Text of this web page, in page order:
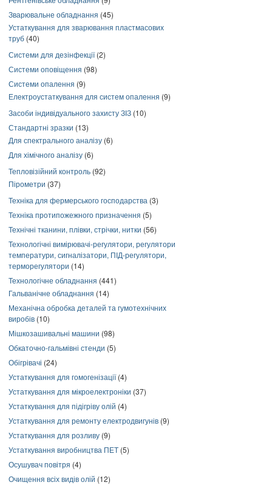
Зварювальне обладнання (45)
Устаткування для зварювання пластмасових
труб (40)
Системи для дезінфекції(2)
Системи оповіщення (98)
Системи опалення (9)
Електроустаткування для систем опалення (9)
Засоби індивідуального захисту ЗІЗ (10)
Стандартні зразки (13)
Для спектрального аналізу (6)
Для хімічного аналізу (6)
Тепловізійний контроль (92)
Пірометри (37)
Техніка для фермерського господарства (3)
Техніка протипожежного призначення (5)
Технічні тканини, плівки, стрічки, нитки (56)
Технологічні вимірювачі-регулятори, регулятори
температури, сигналізатори, ПІД-регулятори,
терморегулятори (14)
Технологічне обладнання (441)
Гальванічне обладнання (14)
Механічна обробка деталей та гумотехнічних
виробів (10)
Мішкозашивальні машини (98)
Обкаточно-гальмівні стенди (5)
Обігрівачі (24)
Устаткування для гомогенізації(4)
Устаткування для мікроелектроніки (37)
Устаткування для підігріву олій (4)
Устаткування для ремонту електродвигунів (9)
Устаткування для розливу (9)
Устаткування виробництва ПЕТ (5)
Осушувач повітря (4)
Очищення всіх видів олій (12)